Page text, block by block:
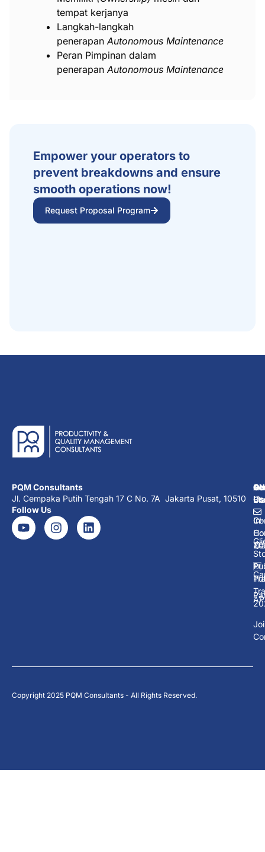
tempat kerjanya
Langkah-langkah
penerapan Autonomous Maintenance
Peran Pimpinan dalam
penerapan Autonomous Maintenance
Empower your operators to
prevent breakdowns and ensure
smooth operations now!
Request Proposal Program
PQM Consultants
Jl. Cempaka Putih Tengah 17 C No. 7A Jakarta Pusat, 10510
Follow Us
In-
CI
🆕
Us
Copyright 2025 PQM Consultants - All Rights Reserved.